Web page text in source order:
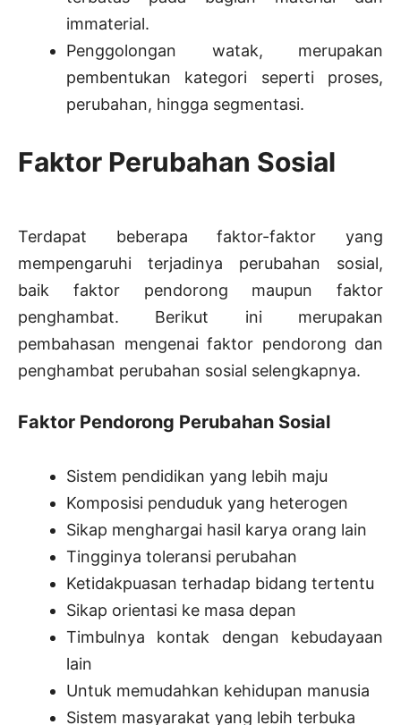
immaterial.
Penggolongan watak, merupakan
pembentukan kategori seperti proses,
perubahan, hingga segmentasi.
Faktor Perubahan Sosial
Terdapat beberapa faktor-faktor yang
mempengaruhi terjadinya perubahan sosial,
baik faktor pendorong maupun faktor
penghambat. Berikut ini merupakan
pembahasan mengenai faktor pendorong dan
penghambat perubahan sosial selengkapnya.
Faktor Pendorong Perubahan Sosial
Sistem pendidikan yang lebih maju
Komposisi penduduk yang heterogen
Sikap menghargai hasil karya orang lain
Tingginya toleransi perubahan
Ketidakpuasan terhadap bidang tertentu
Sikap orientasi ke masa depan
Timbulnya kontak dengan kebudayaan
lain
Untuk memudahkan kehidupan manusia
Sistem masyarakat yang lebih terbuka